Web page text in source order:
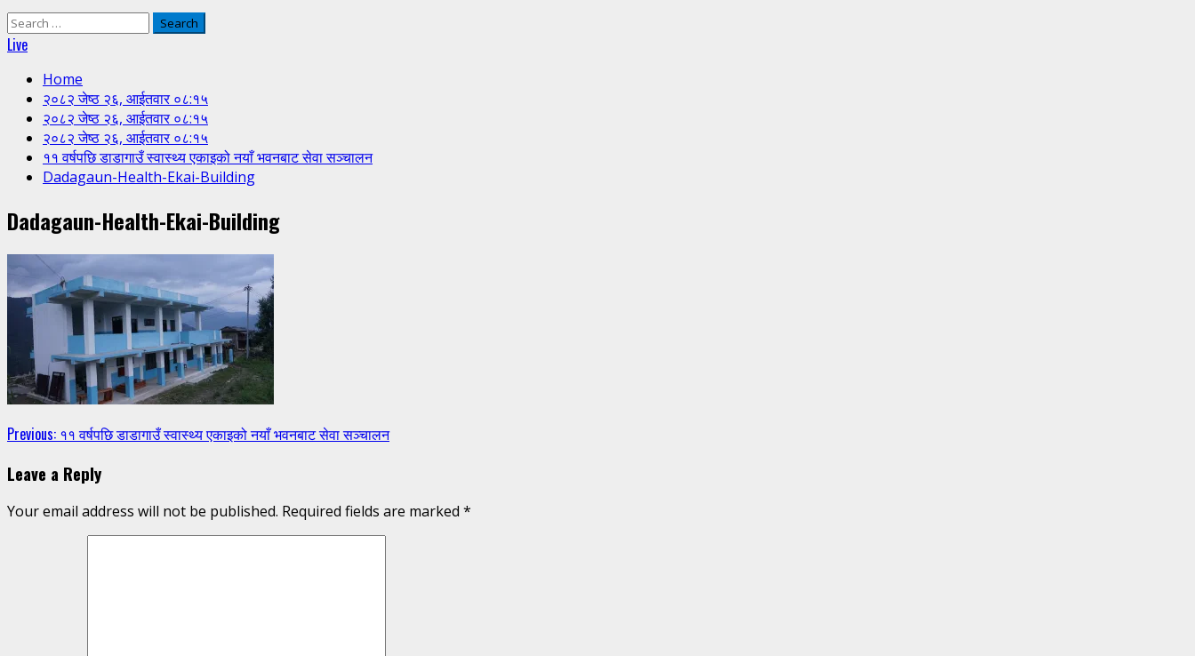
Search
for:
Live
Home
२०८२ जेष्ठ २६, आईतवार ०८:१५
२०८२ जेष्ठ २६, आईतवार ०८:१५
२०८२ जेष्ठ २६, आईतवार ०८:१५
११ वर्षपछि डाडागाउँ स्वास्थ्य एकाइको नयाँ भवनबाट सेवा सञ्चालन
Dadagaun-Health-Ekai-Building
Dadagaun-Health-Ekai-Building
Continue
Reading
Previous: ११ वर्षपछि डाडागाउँ स्वास्थ्य एकाइको नयाँ भवनबाट सेवा सञ्चालन
Leave a Reply
Your email address will not be published. Required fields are marked *